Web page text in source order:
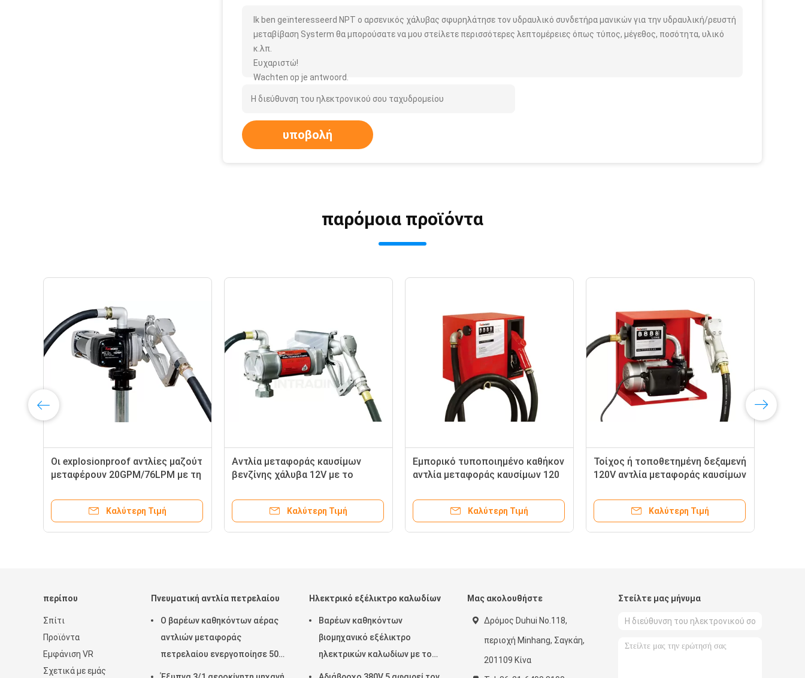
Ik ben geïnteresseerd NPT ο αρσενικός χάλυβας σφυρηλάτησε τον υδραυλικό συνδετήρα μανικών για την υδραυλική/ρευστή
μεταβίβαση Systerm θα μπορούσατε να μου στείλετε περισσότερες λεπτομέρειες όπως τύπος, μέγεθος, ποσότητα, υλικό
κ.λπ.
Ευχαριστώ!
Wachten op je antwoord.
υποβολή
παρόμοια προϊόντα
Οι explosionproof αντλίες μαζούτ
μεταφέρουν 20GPM/76LPM με τη
κλειδώσιμο σωλήνα κατόχων
ακροφυσίων εκτατό
Καλύτερη Τιμή
Αντλία μεταφοράς καυσίμων
βενζίνης χάλυβα 12V με το
αντλία εργαλείων
Καλύτερη Τιμή
Εμπορικό τυποποιημένο καθήκον
αντλία μεταφοράς καυσίμων 120
Καλύτερη Τιμή
Τοίχος ή τοποθετημένη δεξαμενή
120V αντλία μεταφοράς καυσίμων
ακροφύσιο
Καλύτερη Τιμή
περίπου
Σπίτι
Προϊόντα
Εμφάνιση VR
Σχετικά με εμάς
Πνευματική αντλία πετρελαίου
Ο βαρέων καθηκόντων αέρας
αντλιών μεταφοράς
πετρελαίου ενεργοποίησε 50 -
60 αντλίες βαρελιών λίτρου
Ηλεκτρικό εξέλικτρο καλωδίων
Βαρέων καθηκόντων
βιομηχανικό εξέλικτρο
ηλεκτρικών καλωδίων με το
σκοινί εισαγωγών 60 ίντσας,
Μας ακολουθήστε
Δρόμος Duhui No.118,
περιοχή Minhang, Σαγκάη,
201109 Κίνα
Στείλτε μας μήνυμα